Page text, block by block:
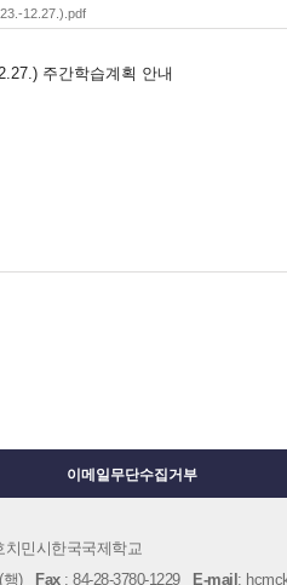
12.27.).pdf
주간학습계획 안내
이메일무단수집거부
치민시한국국제학교
행) Fax: 84-28-3780-1229 E-mail :